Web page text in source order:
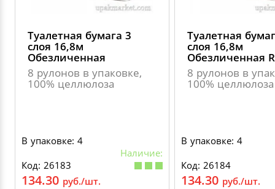
Туалетная бумага 3
слоя 16,8м
Обезличенная
8 рулонов в упаковке,
100% целлюлоза
В упаковке: 4
Наличие:
Код: 26183
134.30 руб./шт.
Туалетная
слоя 16,8м
Обезличенная
8 рулонов в
100% целлюлоза
В упаковке: 4
Код: 26184
134.30 руб./шт.